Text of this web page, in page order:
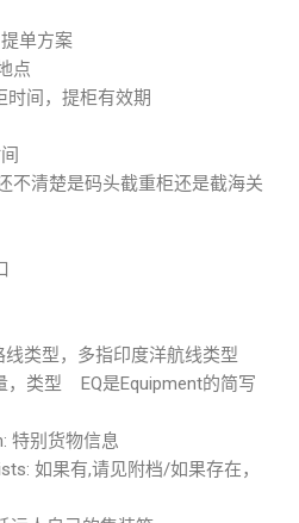
单方案
点
时间，提柜有效期
不清楚是码头截重柜还是截海关
线类型，多指印度洋航线类型
，类型 EQ是Equipment的简写
特别货物信息
如果有,请见附档/如果存在，